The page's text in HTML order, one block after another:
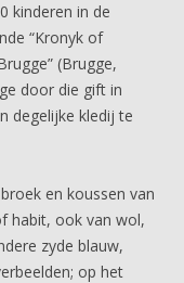
kinderen in de
“Kronyk of
(Brugge,
door die gift in
degelijke kledij te
en koussen van
habit, ook van wol,
zyde blauw,
op het